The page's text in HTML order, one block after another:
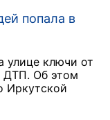
попала в
улице ключи от
ДТП. Об этом
Иркутской